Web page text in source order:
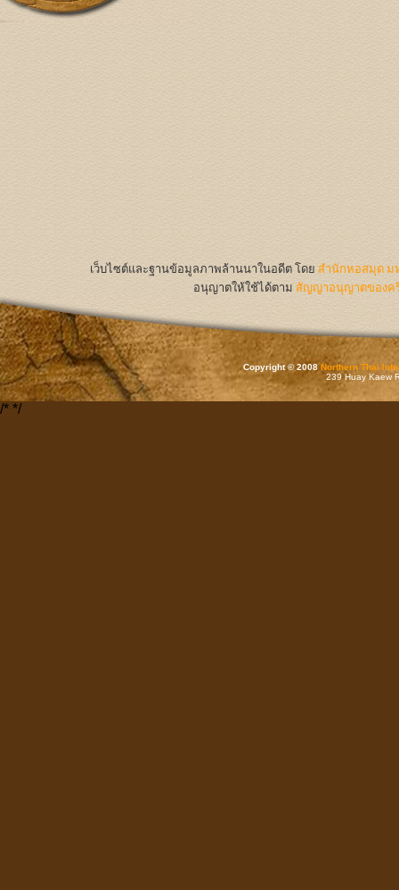
เว็บไซต์และฐานข้อมูลภาพล้านนาในอดีต โดย สำนักหอสมุด ม
อนุญาตให้ใช้ได้ตาม สัญญาอนุญาตของค
Copyright © 2008Northern Thai
239 Huay Kaew
/* */